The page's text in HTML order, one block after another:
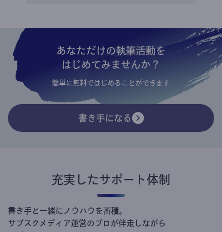
あなただけの執筆活動を
はじめてみませんか？
簡単に無料ではじめることができます
書き手になる
充実したサポート体制
書き手と一緒にノウハウを蓄積。
サブスクメディア運営のプロが伴走しながら